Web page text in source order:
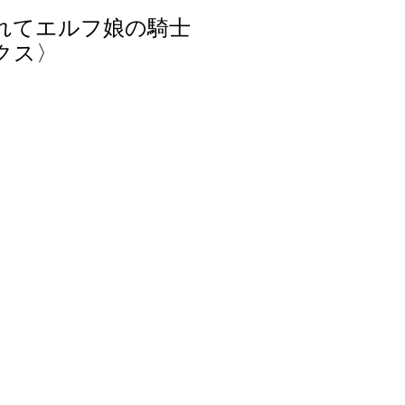
てエルフ娘の騎士
〉